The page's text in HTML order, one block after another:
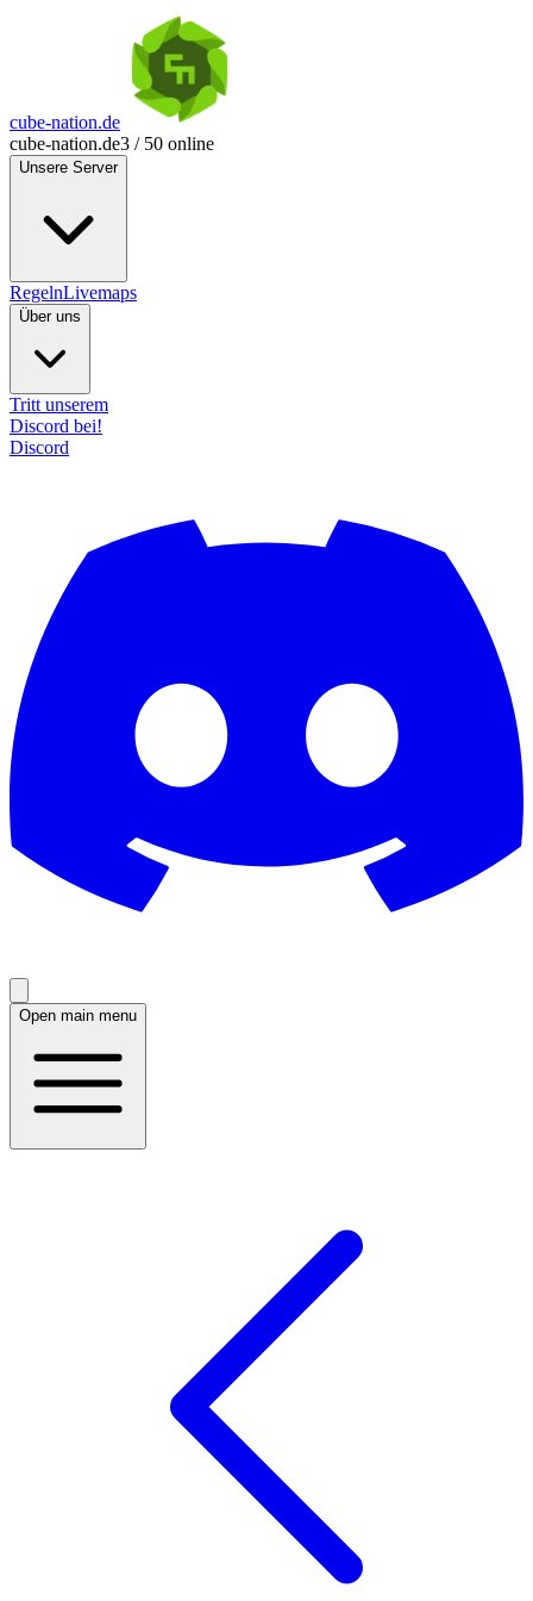
cube-nation.de
cube-nation.de3 / 50 online
Unsere Server
RegelnLivemaps
Über uns
Tritt unserem
Discord bei!
Discord
Open main menu